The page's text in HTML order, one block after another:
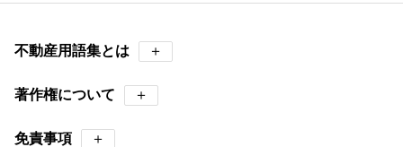
不動産用語集とは ＋
著作権について ＋
免責事項 ＋